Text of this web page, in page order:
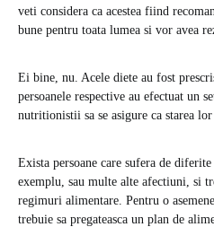
veti considera ca acestea fiind
bune pentru toata lumea si vor avea
Ei bine, nu. Acele diete au fost
persoanele respective au efectuat un
nutritionistii sa se asigure ca starea lor
Exista persoane care sufera de
exemplu, sau multe alte afectiuni, si
regimuri alimentare. Pentru o
trebuie sa pregateasca un plan de